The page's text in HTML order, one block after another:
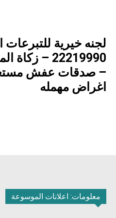
لجنه خيرية للتبرعات
22219990 –
– صدقات عفش
اغراض مهمله
معلومات: اعلانات الموسوعة